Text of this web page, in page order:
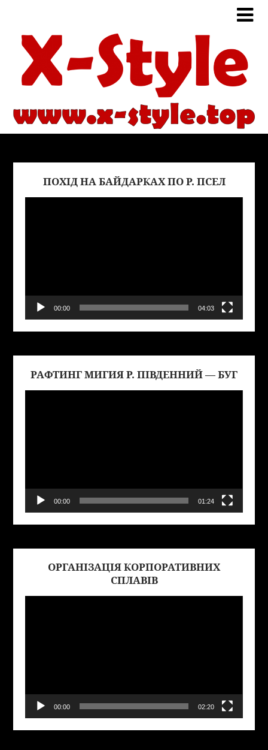
ПОХІД НА БАЙДАРКАХ ПО Р. ПСЕЛ
00:00 04:03
РАФТИНГ МИГИЯ Р. ПІВДЕННИЙ — БУГ
00:00 01:24
ОРГАНІЗАЦІЯ КОРПОРАТИВНИХ
СПЛАВІВ
00:00 02:20